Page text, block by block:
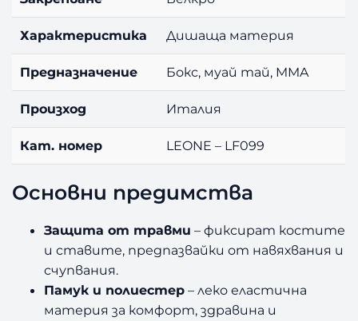
Характеристика Дишаща материя
Предназначение Бокс, муай тай, MMA
Произход Италия
Кат. номер LEONE – LF099
Основни предимства
Защита от травми – фиксират костите
и ставите, предпазвайки от навяхвания и
счупвания.
Памук и полиестер – леко еластична
материя за комфорт, здравина и